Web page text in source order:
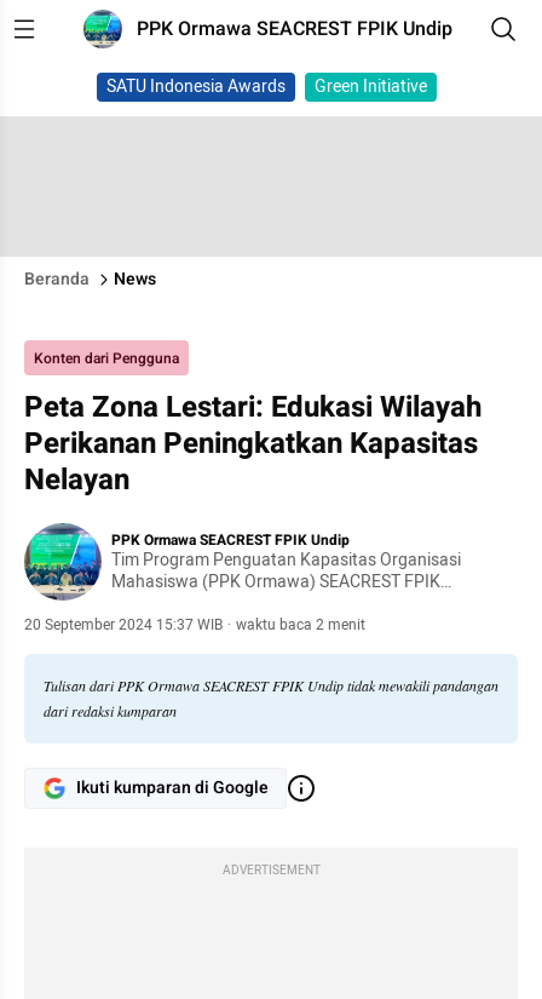
PPK Ormawa SEACREST FPIK Undip
SATU Indonesia Awards Green Initiative
Beranda News
Konten dari Pengguna
Peta Zona Lestari: Edukasi Wilayah
Perikanan Peningkatkan Kapasitas
Nelayan
PPK Ormawa SEACREST FPIK Undip
Tim Program Penguatan Kapasitas Organisasi
Mahasiswa (PPK Ormawa) SEACREST FPIK
di Desa Jambu, Kecamatan Mlonggo, Kabupaten
20 September 2024 15:37 WIB · waktu baca 2 menit
Tulisan dari PPK Ormawa SEACREST FPIK Undip tidak mewakili pandangan
dari redaksi kumparan
Ikuti kumparan di Google
ADVERTISEMENT